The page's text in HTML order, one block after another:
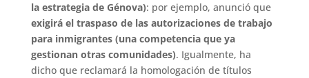
la estrategia de Génova): por ejemplo, anunció que
exigirá el traspaso de las autorizaciones de trabajo
para inmigrantes (una competencia que ya
gestionan otras comunidades). Igualmente, ha
dicho que reclamará la homologación de títulos